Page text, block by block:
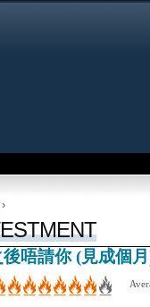
唔請你 (見成個